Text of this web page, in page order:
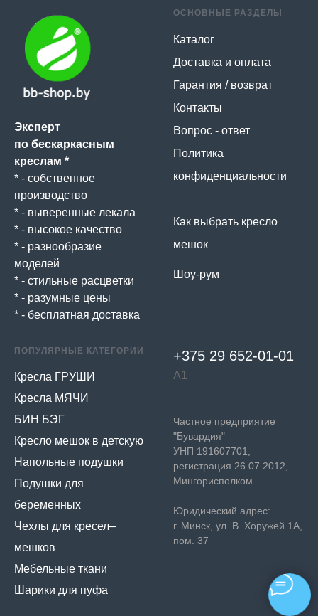
Эксперт
по бескаркасным
креслам *
* - собственное
производство
* - выверенные лекала
* - высокое качество
* - разнообразие
моделей
* - стильные расцветки
* - разумные цены
* - бесплатная доставка
ОСНОВНЫЕ РАЗДЕЛЫ
Каталог
Доставка и оплата
Гарантия / возврат
Контакты
Вопрос - ответ
Политика
конфиденциальности
Как выбрать кресло
мешок
Шоу-рум
ПОПУЛЯРНЫЕ КАТЕГОРИИ
Кресла ГРУШИ
Кресла МЯЧИ
БИН БЭГ
Кресло мешок в детскую
Напольные подушки
Подушки для
беременных
Чехлы для кресел–
мешков
Мебельные ткани
Шарики для пуфа
+375 29 652-01-01
А1
Частное предприятие
"Бувардия"
УНП 191607701,
регистрация 26.07.2012,
Мингорисполком
Юридический адрес:
г. Минск, ул. В. Хоружей 1А,
пом. 37